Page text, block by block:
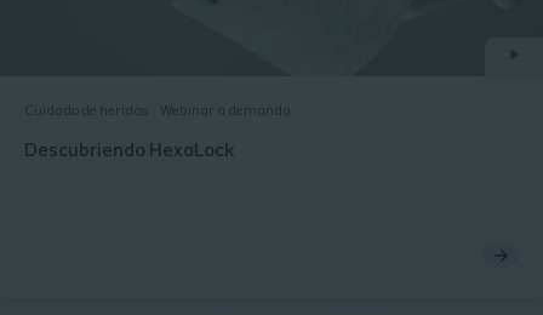
Cuidado de heridas Webinar a demanda
Descubriendo HexaLock